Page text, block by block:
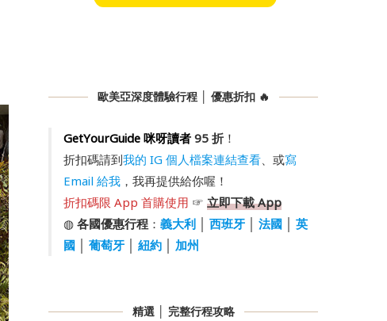
歐美亞深度體驗行程 │ 優惠折扣 🔥
GetYourGuide 咪呀讀者95 折！
折扣碼請到我的 IG 個人檔案連結查看、或寫
Email 給我，我再提供給你喔！
折扣碼限 App 首購使用 ☞ 立即下載 App
◍ 各國優惠行程： 義大利│ 西班牙│ 法國
英
國
葡萄牙│ 紐約│ 加州
精選 │ 完整行程攻略